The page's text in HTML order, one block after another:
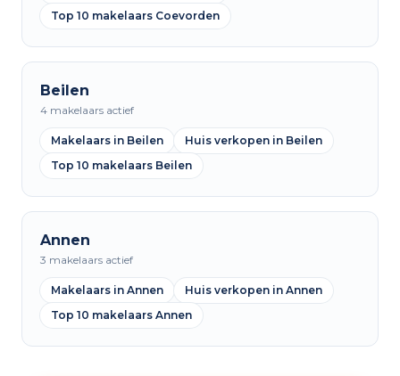
Top 10 makelaars Coevorden
Beilen
4 makelaars actief
Makelaars in Beilen
Huis verkopen in Beilen
Top 10 makelaars Beilen
Annen
3 makelaars actief
Makelaars in Annen
Huis verkopen in Annen
Top 10 makelaars Annen